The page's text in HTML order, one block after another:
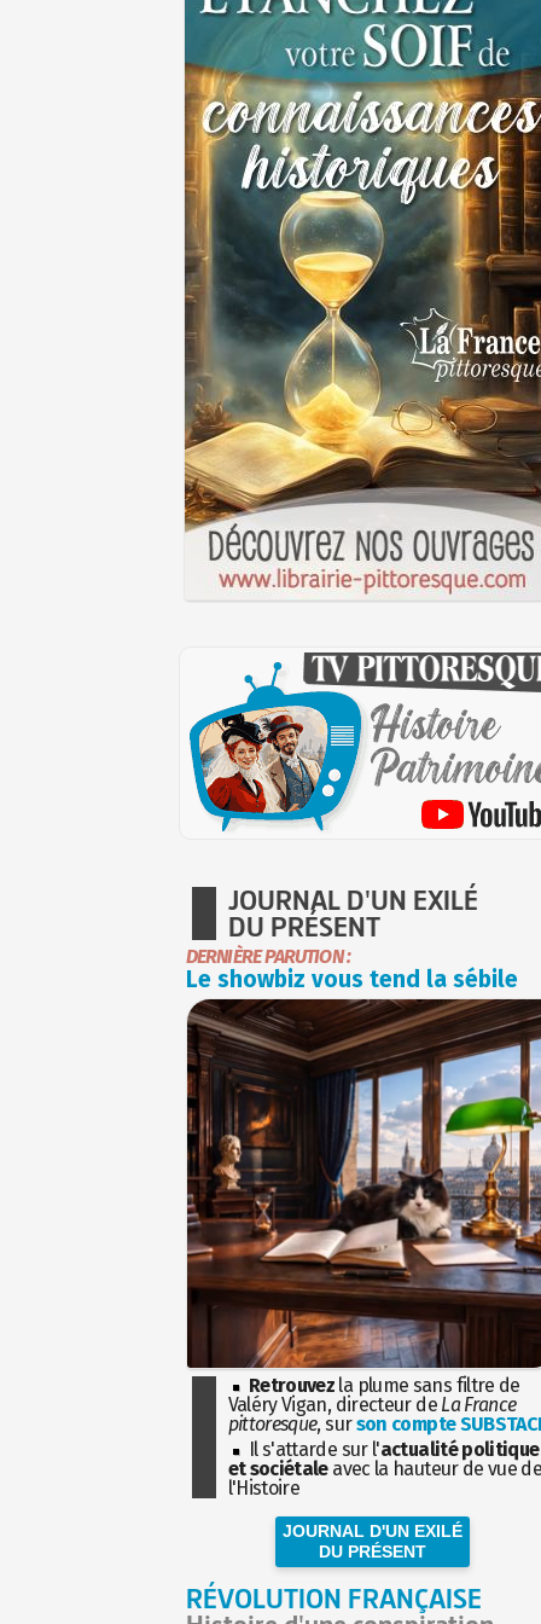
JOURNAL D'UN EXILÉ
DU PRÉSENT
DERNIÈRE PARUTION :
Le showbiz vous tend la sébile
Retrouvez la plume sans filtre de
Valéry Vigan, directeur de La France
pittoresque, surson compte
Il s'attarde sur l'actualité politique
et sociétaleavec la hauteur de vue
l'Histoire
JOURNAL D'UN EXILÉ
DU PRÉSENT
RÉVOLUTION FRANÇAISE